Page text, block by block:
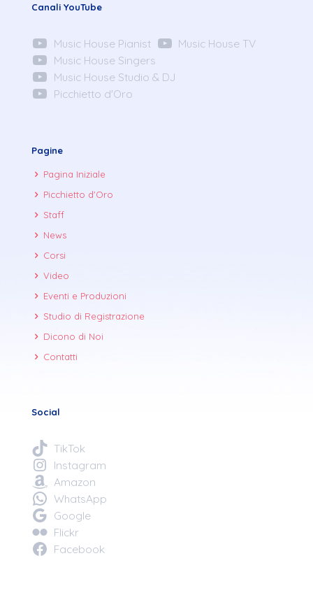
Canali YouTube
Music House Pianist
Music House TV
Music House Singers
Music House Studio & DJ
Picchietto d'Oro
Pagine
Pagina Iniziale
Picchietto d'Oro
Staff
News
Corsi
Video
Eventi e Produzioni
Studio di Registrazione
Dicono di Noi
Contatti
Social
TikTok
Instagram
Amazon
WhatsApp
Google
Flickr
Facebook